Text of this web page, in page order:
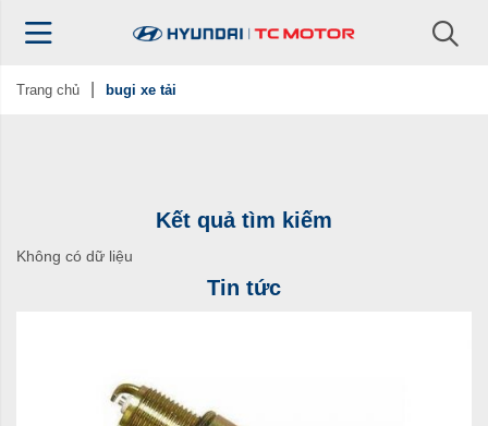
Trang chủ bugi xe tải
Kết quả tìm kiếm
Không có dữ liệu
Tin tức